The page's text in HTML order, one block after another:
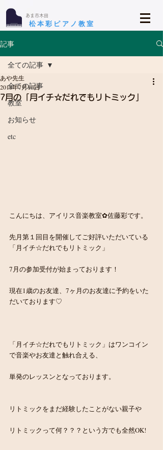
​あま市木田
​松本彩ピアノ教室
記事
全ての記事
教室
お知らせ
etc
全ての記事
7月の「月イチ☆だれでもリトミック」
あや先生
2018年7月10日
こんにちは、アイリス音楽教室✿佐藤彩です。
先月第１回目を開催してご好評いただいている
「月イチ☆だれでもリトミック」
7月の参加受付が始まっております！
現在1歳のお友達、7ヶ月のお友達に予約をいた
だいております♡
「月イチ☆だれでもリトミック」はワンコイン
で音楽やお友達と触れ合える、
単発のレッスンとなっております。
リトミックをまだ経験したことがない親子や
リトミックって何？？？という方でも全然OK!